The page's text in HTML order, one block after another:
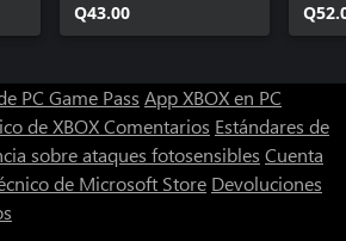
Q43.00
PC Game Pass App XBOX en PC
de XBOXComentarios Estándares de
sobre ataques fotosensibles Cuenta
de Microsoft Store Devoluciones